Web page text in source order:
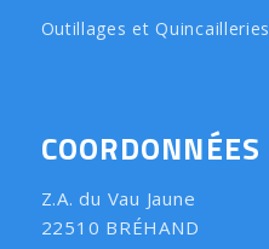
Outillages et Quincailleries
COORDONNÉES
Z.A. du Vau Jaune
22510 BRÉHAND